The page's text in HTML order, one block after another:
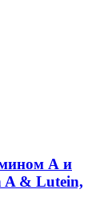
А и
A & Lutein,